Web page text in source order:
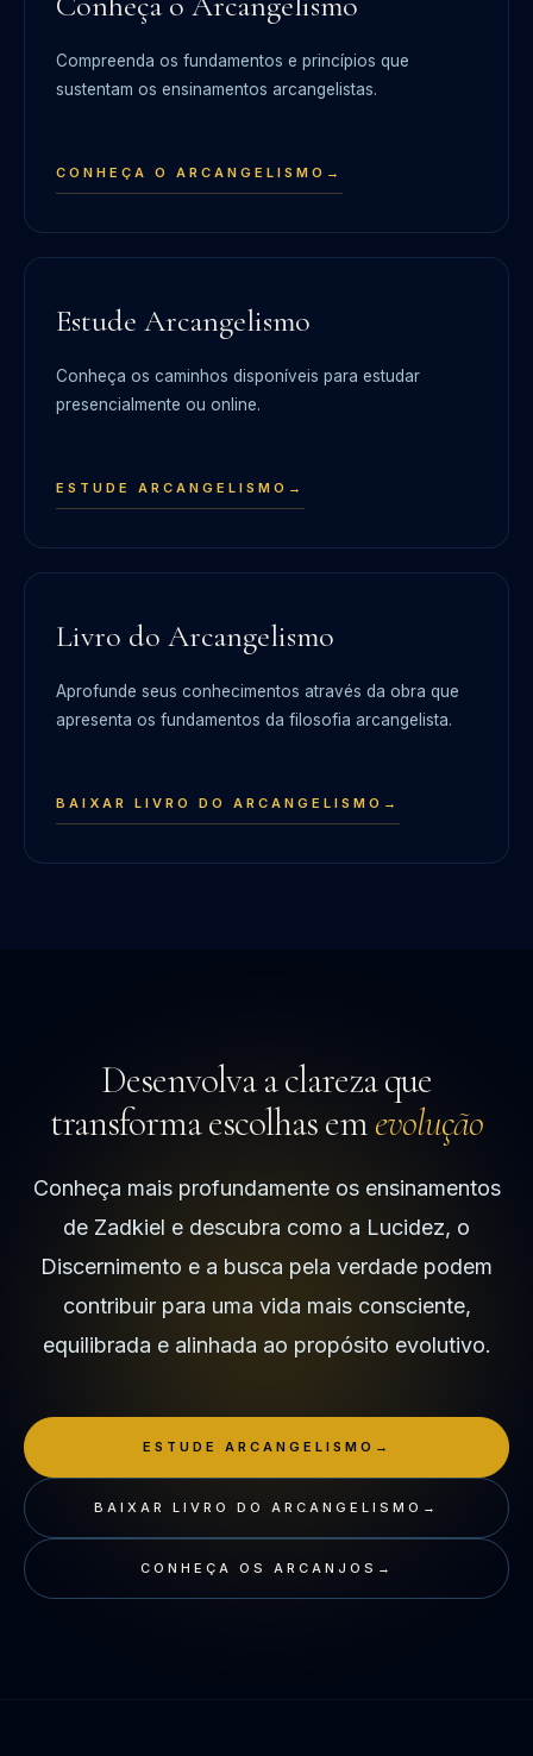
Compreenda os fundamentos e princípios que
sustentam os ensinamentos arcangelistas.
CONHEÇA O ARCANGELISMO →
Estude Arcangelismo
Conheça os caminhos disponíveis para estudar
presencialmente ou online.
ESTUDE ARCANGELISMO →
Livro do Arcangelismo
Aprofunde seus conhecimentos através da obra que
apresenta os fundamentos da filosofia arcangelista.
BAIXAR LIVRO DO ARCANGELISMO →
Desenvolva a clareza que
transforma escolhas emevolução
Conheça mais profundamente os ensinamentos
de Zadkiel e descubra como a Lucidez, o
Discernimento e a busca pela verdade podem
contribuir para uma vida mais consciente,
equilibrada e alinhada ao propósito evolutivo.
ESTUDE ARCANGELISMO →
BAIXAR LIVRO DO ARCANGELISMO →
CONHEÇA OS ARCANJOS →